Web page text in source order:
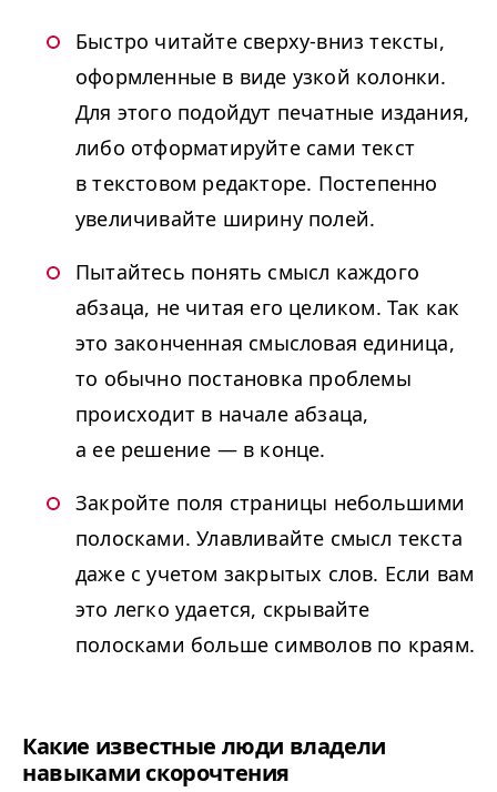
Быстро читайте сверху-вниз тексты,
оформленные в виде узкой колонки.
Для этого подойдут печатные издания,
либо отформатируйте сами текст
в текстовом редакторе. Постепенно
увеличивайте ширину полей.
Пытайтесь понять смысл каждого
абзаца, не читая его целиком. Так как
это законченная смысловая единица,
то обычно постановка проблемы
происходит в начале абзаца,
а ее решение — в конце.
Закройте поля страницы небольшими
полосками. Улавливайте смысл текста
даже с учетом закрытых слов. Если вам
это легко удается, скрывайте
полосками больше символов по краям.
Какие известные люди владели
навыками скорочтения